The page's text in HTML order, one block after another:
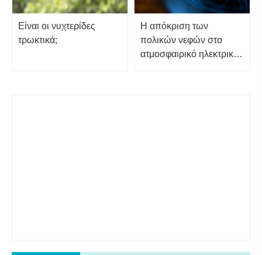
Είναι οι νυχτερίδες
τρωκτικά;
Η απόκριση των
πολικών νεφών στο
ατμοσφαιρικό ηλεκτρικό